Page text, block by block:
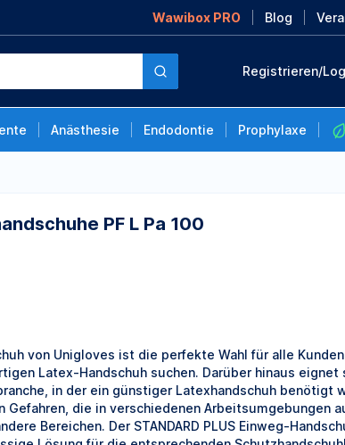
Wawibox PRO Blog
Registrieren/
Anästhesie Endodontie Prophylaxe
Pa
PF L Pa 100
von Unigloves ist die perfekte Wahl für alle
Latex-Handschuh suchen. Darüber hinaus eignet
in der ein günstiger Latexhandschuh benötigt
Gefahren, die in verschiedenen Arbeitsumgebungen
Bereichen. Der STANDARD PLUS Einweg-